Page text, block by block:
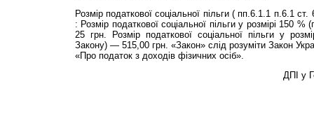
Розмір податкової соціальної пільги ( пп.6.1.1 п.6.1
: Розмір податкової соціальної пільги у розмірі 150
25 грн. Розмір податкової соціальної пільги у
Закону) — 515,00 грн. «Закон» слід розуміти Закон
«Про податок з доходів фізичних осіб».
ДПІ у